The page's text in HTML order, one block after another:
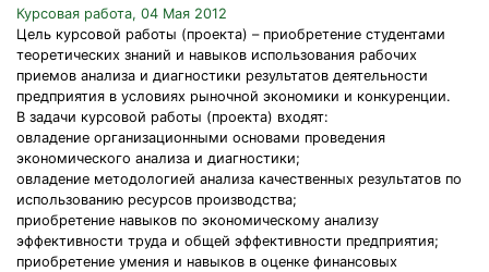
Курсовая работа, 04 Мая 2012
Цель курсовой работы (проекта) – приобретение студентами
теоретических знаний и навыков использования рабочих
приемов анализа и диагностики результатов деятельности
предприятия в условиях рыночной экономики и конкуренции.
В задачи курсовой работы (проекта) входят:
овладение организационными основами проведения
экономического анализа и диагностики;
овладение методологией анализа качественных результатов по
использованию ресурсов производства;
приобретение навыков по экономическому анализу
эффективности труда и общей эффективности предприятия;
приобретение умения и навыков в оценке финансовых